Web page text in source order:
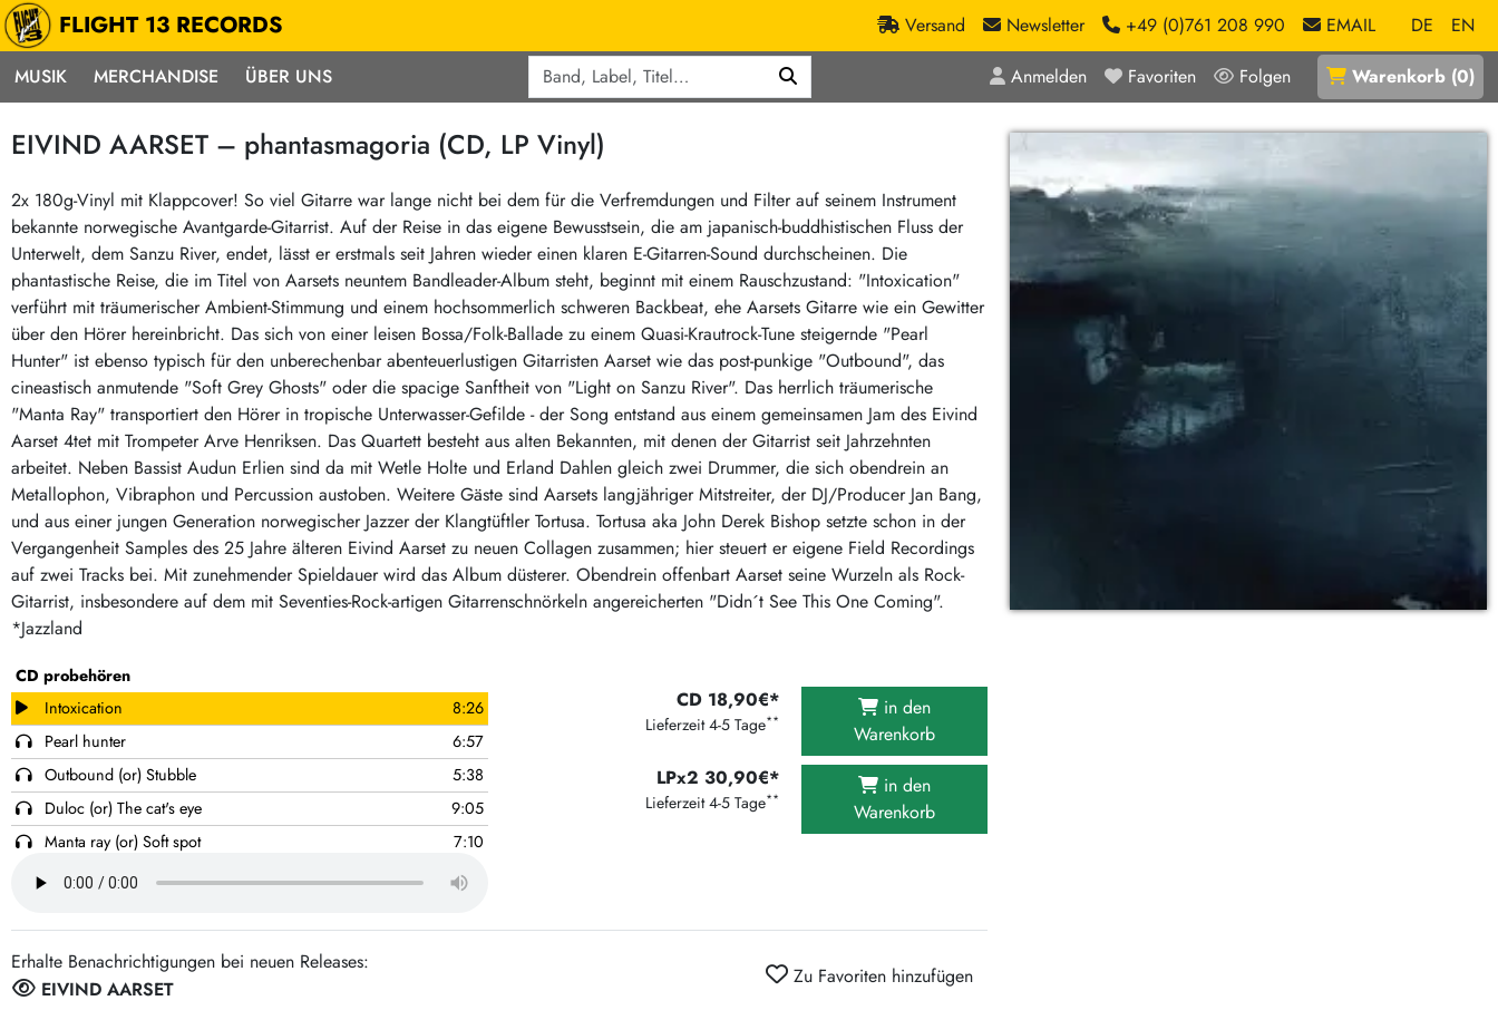
FLIGHT 13 RECORDS Versand Newsletter +49 (0)761 208 990 EMAIL DE
EN
MUSIK
Musik
Alle Neuheiten
Pre-Order
Highlights
Exklusiv & Limitiert
Neu auf Lager
Sonderangebote
Midprice
Mehr…
deutschsprachig
Soundtracks
LP Hüllen, Zubehör
Bücher, Fanzines etc.
Punk / HC
Hardcore
Emo
Postpunk / New Wave
Punkrock
60s / Garage
Beat / Surf
60s / Garage / R´n´R
Gitarre
Indierock / Psychedelic
Vintage-Rock / Metal
Post-Rock / Folk
Rock / Pop
Electronic
Neoklassik
Abstract / Ambient
Electronic Goods
Reggae/Ska
Soul / Exotica / Jazz
Ska
Hiphop
Reggae / Dub
Crazysane Günstiger
Fuzzorama günstiger
Tapete Records günstiger
Sunny Sunny Bastards Summer 26
Warner Rockerwochen
Universal Vinyl Günstig
International Anthem Sommer 2026
BMG Aktion
Music on Vinyl-Aktion
375 Aktion Vinyl Q3 2026
Clouds Hill & Broken Silence-Sommer-Aktion
RSD 2026
Unter Schafen-Vinyl günstig
MERCHANDISE ÜBER UNS Anmelden Favoriten Folgen Warenkorb (0)
EIVIND AARSET – phantasmagoria (CD, LP Vinyl)
2x 180g-Vinyl mit Klappcover! So viel Gitarre war lange nicht bei dem für die Verfremdungen und Filter auf seinem Instrument
bekannte norwegische Avantgarde-Gitarrist. Auf der Reise in das eigene Bewusstsein, die am japanisch-buddhistischen Fluss der
Unterwelt, dem Sanzu River, endet, lässt er erstmals seit Jahren wieder einen klaren E-Gitarren-Sound durchscheinen. Die
phantastische Reise, die im Titel von Aarsets neuntem Bandleader-Album steht, beginnt mit einem Rauschzustand: "Intoxication"
verführt mit träumerischer Ambient-Stimmung und einem hochsommerlich schweren Backbeat, ehe Aarsets Gitarre wie ein Gewitter
über den Hörer hereinbricht. Das sich von einer leisen Bossa/Folk-Ballade zu einem Quasi-Krautrock-Tune steigernde "Pearl
Hunter" ist ebenso typisch für den unberechenbar abenteuerlustigen Gitarristen Aarset wie das post-punkige "Outbound", das
cineastisch anmutende "Soft Grey Ghosts" oder die spacige Sanftheit von "Light on Sanzu River". Das herrlich träumerische
"Manta Ray" transportiert den Hörer in tropische Unterwasser-Gefilde - der Song entstand aus einem gemeinsamen Jam des Eivind
Aarset 4tet mit Trompeter Arve Henriksen. Das Quartett besteht aus alten Bekannten, mit denen der Gitarrist seit Jahrzehnten
arbeitet. Neben Bassist Audun Erlien sind da mit Wetle Holte und Erland Dahlen gleich zwei Drummer, die sich obendrein an
Metallophon, Vibraphon und Percussion austoben. Weitere Gäste sind Aarsets langjähriger Mitstreiter, der DJ/Producer Jan Bang,
und aus einer jungen Generation norwegischer Jazzer der Klangtüftler Tortusa. Tortusa aka John Derek Bishop setzte schon in der
Vergangenheit Samples des 25 Jahre älteren Eivind Aarset zu neuen Collagen zusammen; hier steuert er eigene Field Recordings
auf zwei Tracks bei. Mit zunehmender Spieldauer wird das Album düsterer. Obendrein offenbart Aarset seine Wurzeln als Rock-
Gitarrist, insbesondere auf dem mit Seventies-Rock-artigen Gitarrenschnörkeln angereicherten "Didn´t See This One Coming".
*Jazzland
CD probehören
Intoxication
8:26
Pearl hunter
6:57
Outbound (or) Stubble
5:38
Duloc (or) The cat's eye
9:05
Manta ray (or) Soft spot
7:10
Didn't see this one coming
6:36
Light on Sanzu River (or) Dreaming of a boat
CD 18,90€*
Lieferzeit 4-5 Tage**
in den
Warenkorb
LPx2 30,90€*
Lieferzeit 4-5 Tage**
in den
Warenkorb
Erhalte Benachrichtigungen bei neuen Releases:
EIVIND AARSET
Zu Favoriten hinzufügen